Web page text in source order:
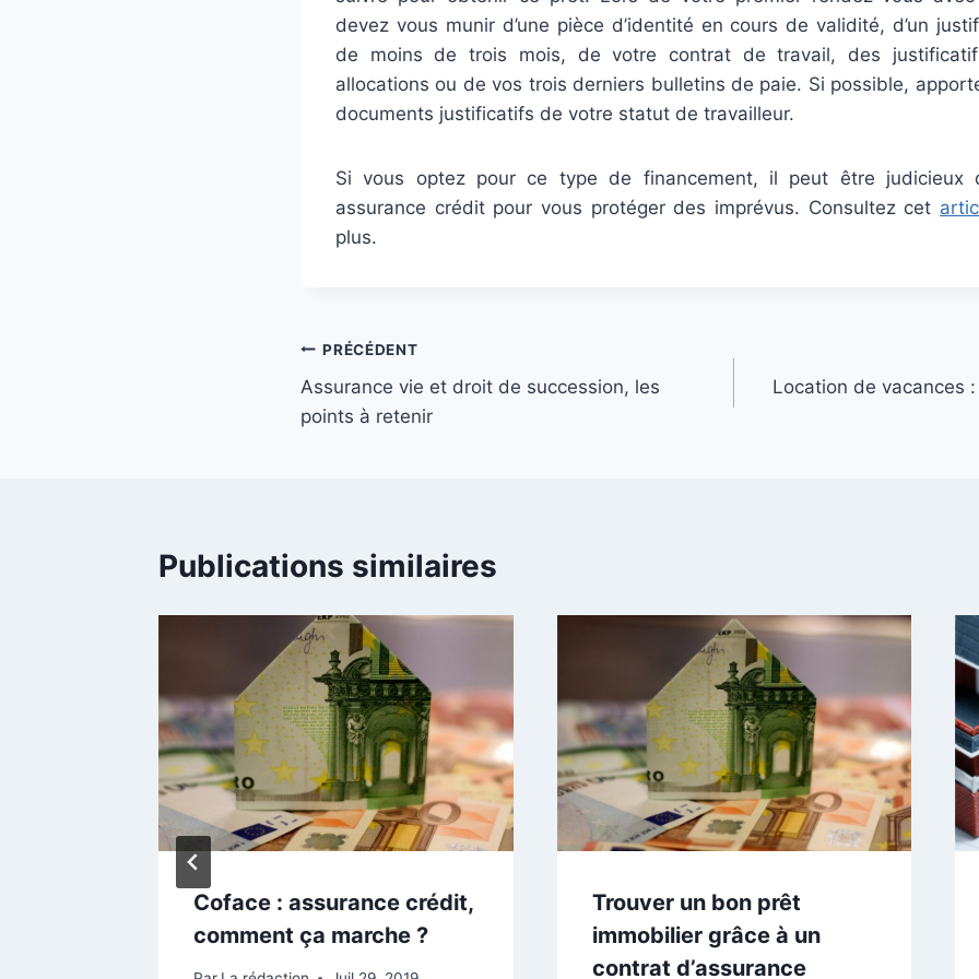
devez vous munir d’une pièce d’identité en cours de validité, d’un
de moins de trois mois, de votre contrat de travail, des
allocations ou de vos trois derniers bulletins de paie. Si possible,
documents justificatifs de votre statut de travailleur.
Si vous optez pour ce type de financement, il peut être judicieux
assurance crédit pour vous protéger des imprévus. Consultez cet
plus.
Navigation
de
PRÉCÉDENT
Assurance vie et droit de succession, les
points à retenir
Location de vacances
Publications similaires
Coface : assurance crédit,
comment ça marche ?
Trouver un bon prêt
immobilier grâce à un
contrat d’assurance